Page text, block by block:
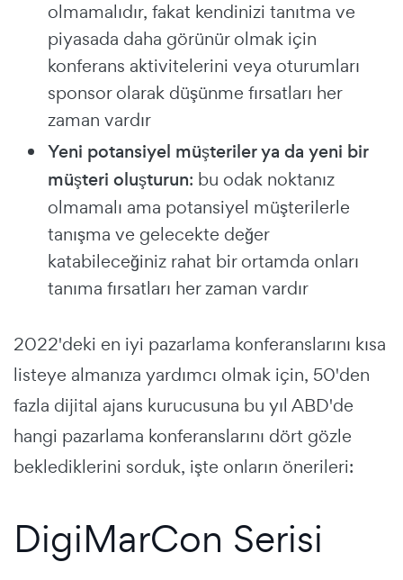
olmamalıdır, fakat kendinizi tanıtma ve
piyasada daha görünür olmak için
konferans aktivitelerini veya oturumları
sponsor olarak düşünme fırsatları her
zaman vardır
Yeni potansiyel müşteriler ya da yeni bir
müşteri oluşturun: bu odak noktanız
olmamalı ama potansiyel müşterilerle
tanışma ve gelecekte değer
katabileceğiniz rahat bir ortamda onları
tanıma fırsatları her zaman vardır
2022'deki en iyi pazarlama konferanslarını kısa
listeye almanıza yardımcı olmak için, 50'den
fazla dijital ajans kurucusuna bu yıl ABD'de
hangi pazarlama konferanslarını dört gözle
beklediklerini sorduk, işte onların önerileri:
DigiMarCon Serisi